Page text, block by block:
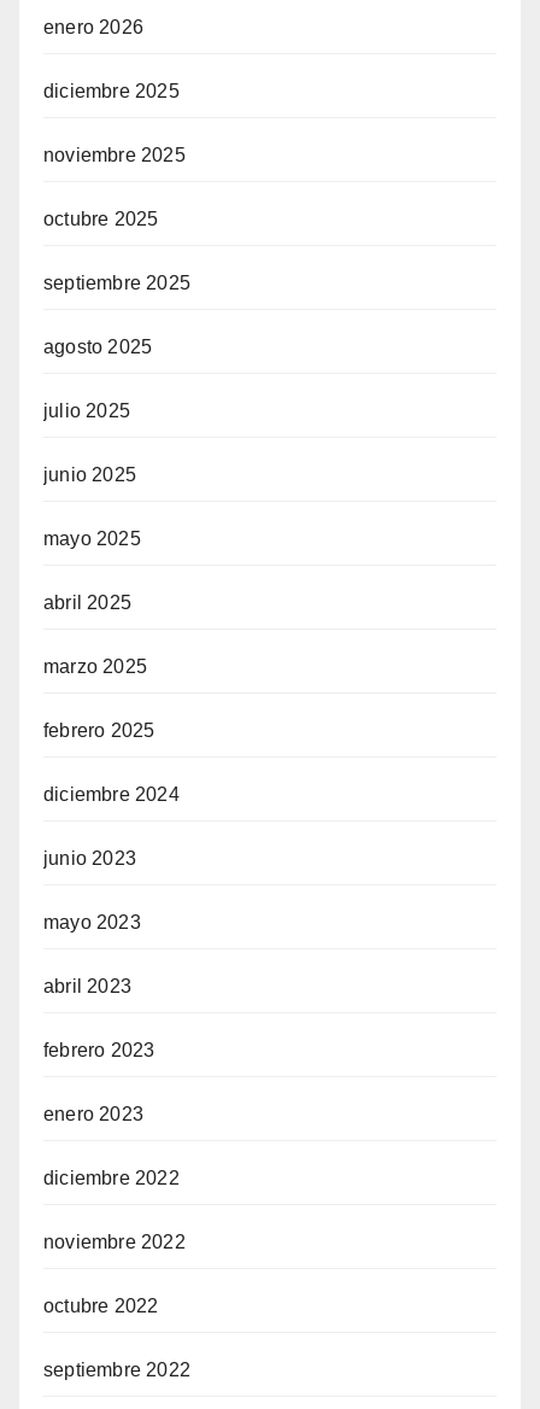
enero 2026
diciembre 2025
noviembre 2025
octubre 2025
septiembre 2025
agosto 2025
julio 2025
junio 2025
mayo 2025
abril 2025
marzo 2025
febrero 2025
diciembre 2024
junio 2023
mayo 2023
abril 2023
febrero 2023
enero 2023
diciembre 2022
noviembre 2022
octubre 2022
septiembre 2022